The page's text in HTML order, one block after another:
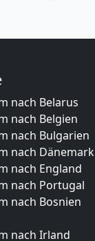
nach Belarus
nach Belgien
nach Bulgarien
nach Dänemark
nach England
nach Portugal
nach Bosnien
nach Irland